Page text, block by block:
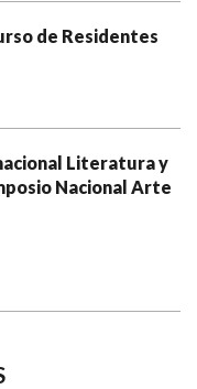
de Residentes
Literatura y
Nacional Arte